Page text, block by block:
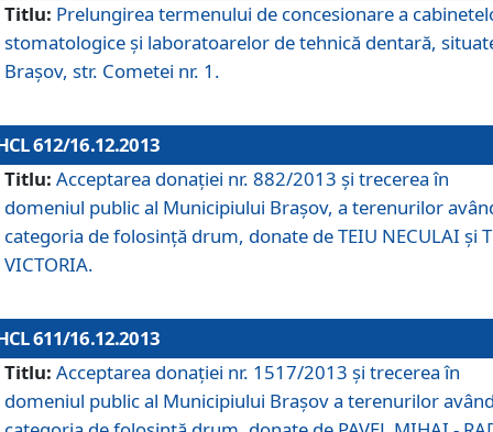
Titlu: Prelungirea termenului de concesionare a
stomatologice şi laboratoarelor de tehnică dentară,
Braşov, str. Cometei nr. 1.
612/16.12.2013
Titlu: Acceptarea donaţiei nr. 882/2013 şi trecerea în
domeniul public al Municipiului Braşov, a terenurilor
categoria de folosinţă drum, donate de TEIU NECULAI şi
VICTORIA.
611/16.12.2013
Titlu: Acceptarea donaţiei nr. 1517/2013 şi trecerea în
domeniul public al Municipiului Braşov a terenurilor